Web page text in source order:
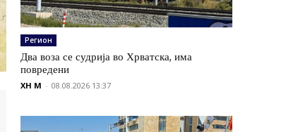
Регион
Два воза се судрија во Хрватска, има
повредени
XH M - 08.08.2026 13:37